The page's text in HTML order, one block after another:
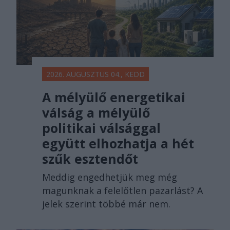
2026. AUGUSZTUS 04., KEDD
A mélyülő energetikai
válság a mélyülő
politikai válsággal
együtt elhozhatja a hét
szűk esztendőt
Meddig engedhetjük meg még
magunknak a felelőtlen pazarlást? A
jelek szerint többé már nem.